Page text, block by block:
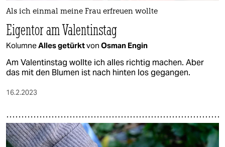
Als ich einmal meine Frau erfreuen wollte
Eigentor am Valentinstag
KolumneAlles getürktvon Osman Engin
Am Valentinstag wollte ich alles richtig machen. Aber
das mit den Blumen ist nach hinten los gegangen.
16.2.2023